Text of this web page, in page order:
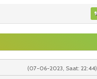
(07-06-2023, Saat: 22:44)